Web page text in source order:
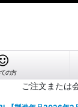
の方
ご注文または